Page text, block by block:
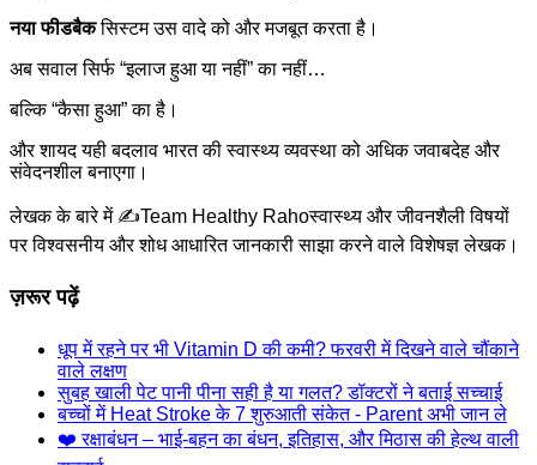
नया फीडबैकसिस्टम उस वादे को और मजबूत करता है।
अब सवाल सिर्फ “इलाज हुआ या नहीं” का नहीं…
बल्कि “कैसा हुआ” का है।
और शायद यही बदलाव भारत की स्वास्थ्य व्यवस्था को अधिक जवाबदेह और
संवेदनशील बनाएगा।
लेखक के बारे में ✍️Team Healthy Rahoस्वास्थ्य और जीवनशैली विषयों
पर विश्वसनीय और शोध आधारित जानकारी साझा करने वाले विशेषज्ञ लेखक।
ज़रूर पढ़ें
धूप में रहने पर भी Vitamin D की कमी? फरवरी में दिखने वाले चौंकाने
वाले लक्षण
सुबह खाली पेट पानी पीना सही है या गलत? डॉक्टरों ने बताई सच्चाई
बच्चों में Heat Stroke के 7 शुरुआती संकेत - Parent अभी जान ले
❤️️️️️️️️ रक्षाबंधन – भाई-बहन का बंधन, इतिहास, और मिठास की हेल्थ वाली